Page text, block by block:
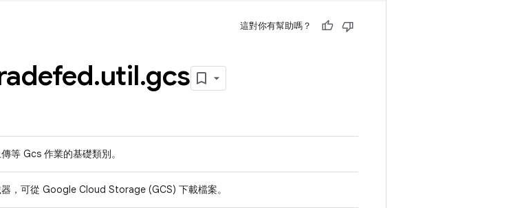
這對你有幫助嗎？
.util.gcs
等 Gcs 作業的基礎類別。
，可從 Google Cloud Storage (GCS) 下載檔案。